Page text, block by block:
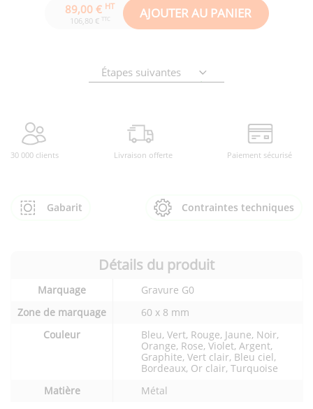
89,00 € HT
106,80 € TTC AJOUTER AU PANIER
Étapes suivantes
30 000 clients Livraison offerte Paiement sécurisé
Gabarit Contraintes techniques
Détails
techniques
du
produit
Détails du produit
Marquage
Gravure G0
Zone de marquage
60 x 8 mm
Couleur
Bleu, Vert, Rouge, Jaune, Noir,
Orange, Rose, Violet, Argent,
Graphite, Vert clair, Bleu ciel,
Bordeaux, Or clair, Turquoise
Matière
Métal